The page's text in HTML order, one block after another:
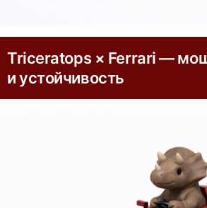
Triceratops × Ferrari —
и устойчивость